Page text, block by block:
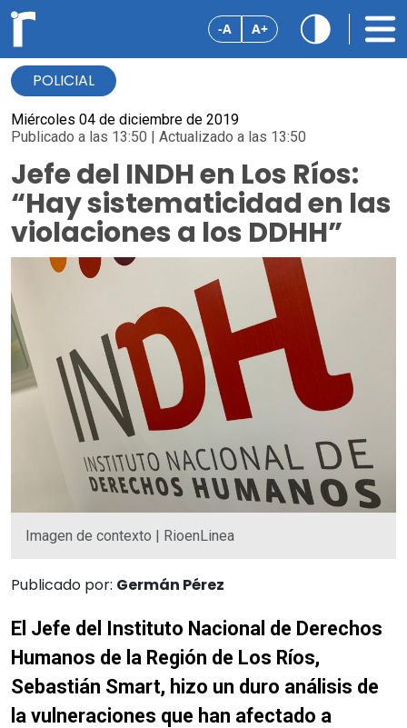
-A A+
POLICIAL
Miércoles 04 de diciembre de 2019
Publicado a las 13:50 | Actualizado a las 13:50
Jefe del INDH en Los Ríos:
“Hay sistematicidad en las
violaciones a los DDHH”
Imagen de contexto | RioenLinea
Publicado por: Germán Pérez
El Jefe del Instituto Nacional de Derechos
Humanos de la Región de Los Ríos,
Sebastián Smart, hizo un duro análisis de
la vulneraciones que han afectado a